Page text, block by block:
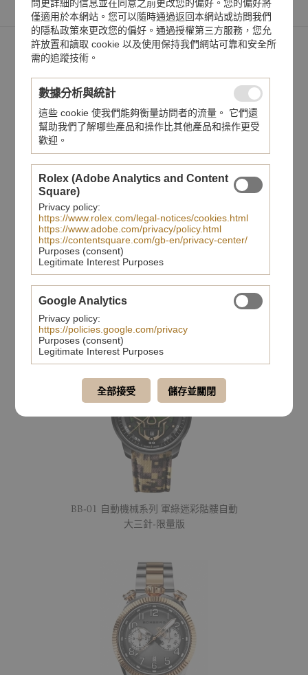
BB-01 自動機械系列 全鋼紅面自動大三
針
BB-01 自動機械系列 軍綠迷彩骷髏自動
大三針-限量版
問更詳細的信息並在同意之前更改您的偏好。您的偏好將
僅適用於本網站。您可以隨時通過返回本網站或訪問我們
的隱私政策來更改您的偏好。通過授權第三方服務，您允
許放置和讀取 cookie 以及使用保持我們網站可靠和安全所
需的追蹤技術。
數據分析與統計
這些 cookie 使我們能夠衡量訪問者的流量。 它們還
幫助我們了解哪些產品和操作比其他產品和操作更受
歡迎。
Rolex (Adobe Analytics and Content
Square)
Privacy policy:
https://www.rolex.com/legal-notices/cookies.html
https://www.adobe.com/privacy/policy.html
https://contentsquare.com/gb-en/privacy-center/
Purposes (consent)
Legitimate Interest Purposes
Google Analytics
Privacy policy:
https://policies.google.com/privacy
Purposes (consent)
Legitimate Interest Purposes
全部接受 儲存並關閉